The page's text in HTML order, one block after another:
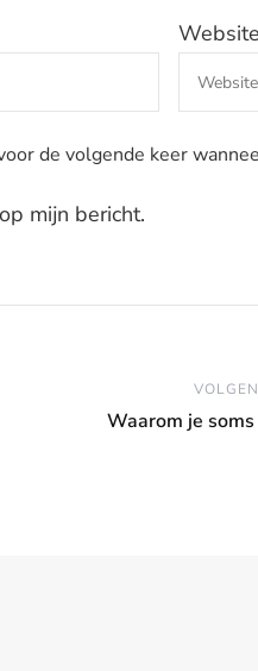
Website
de volgende keer
mijn bericht.
Waarom je